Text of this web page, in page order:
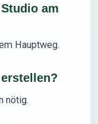
am
Hauptweg.
nötig.